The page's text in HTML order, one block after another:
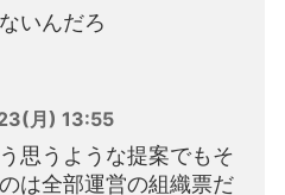
いんだろ
月) 13:55
思うような提案でもそ
は全部運営の組織票だ